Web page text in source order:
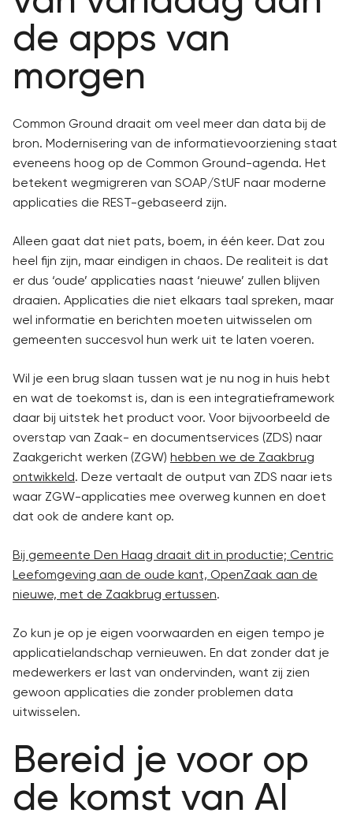
de apps van
morgen
Common Ground draait om veel meer dan data bij de
bron. Modernisering van de informatievoorziening staat
eveneens hoog op de Common Ground-agenda. Het
betekent wegmigreren van SOAP/StUF naar moderne
applicaties die REST-gebaseerd zijn.
Alleen gaat dat niet pats, boem, in één keer. Dat zou
heel fijn zijn, maar eindigen in chaos. De realiteit is dat
er dus ‘oude’ applicaties naast ‘nieuwe’ zullen blijven
draaien. Applicaties die niet elkaars taal spreken, maar
wel informatie en berichten moeten uitwisselen om
gemeenten succesvol hun werk uit te laten voeren.
Wil je een brug slaan tussen wat je nu nog in huis hebt
en wat de toekomst is, dan is een integratieframework
daar bij uitstek het product voor. Voor bijvoorbeeld de
overstap van Zaak- en documentservices (ZDS) naar
Zaakgericht werken (ZGW) hebben we de Zaakbrug
ontwikkeld. Deze vertaalt de output van ZDS naar iets
waar ZGW-applicaties mee overweg kunnen en doet
dat ook de andere kant op.
Bij gemeente Den Haag draait dit in productie; Centric
Leefomgeving aan de oude kant, OpenZaak aan de
nieuwe, met de Zaakbrug ertussen.
Zo kun je op je eigen voorwaarden en eigen tempo je
applicatielandschap vernieuwen. En dat zonder dat je
medewerkers er last van ondervinden, want zij zien
gewoon applicaties die zonder problemen data
uitwisselen.
Bereid je voor op
de komst van AI